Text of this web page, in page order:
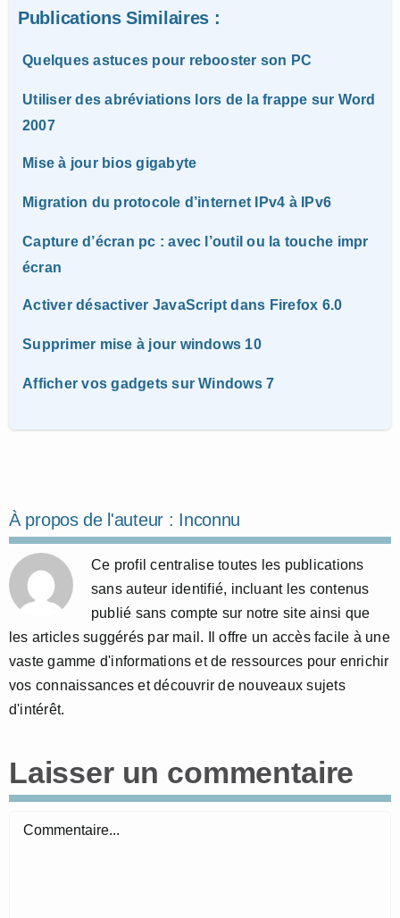
Publications Similaires :
Quelques astuces pour rebooster son PC
Utiliser des abréviations lors de la frappe sur Word
2007
Mise à jour bios gigabyte
Migration du protocole d’internet IPv4 à IPv6
Capture d’écran pc : avec l’outil ou la touche impr
écran
Activer désactiver JavaScript dans Firefox 6.0
Supprimer mise à jour windows 10
Afficher vos gadgets sur Windows 7
À propos de l'auteur : Inconnu
Ce profil centralise toutes les publications
sans auteur identifié, incluant les contenus
publié sans compte sur notre site ainsi que
les articles suggérés par mail. Il offre un accès facile à une
vaste gamme d'informations et de ressources pour enrichir
vos connaissances et découvrir de nouveaux sujets
d'intérêt.
Laisser un commentaire
Commentaire